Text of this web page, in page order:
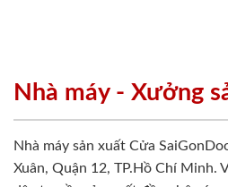
Nhà máy - Xưởng
Nhà máy sản xuất Cửa
Xuân, Quận 12, TP.Hồ Chí Minh.